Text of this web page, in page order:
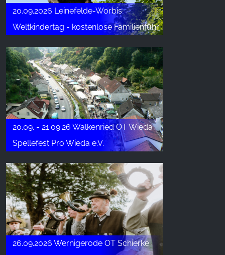
20.09.2026 Leinefelde-Worbis
Weltkindertag - kostenlose Familienführung
20.09. - 21.09.26 Walkenried OT Wieda
Spellefest Pro Wieda e.V.
26.09.2026 Wernigerode OT Schierke